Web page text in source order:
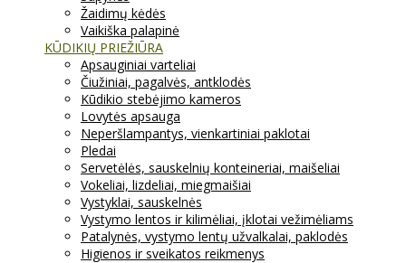
Žaidimų kėdės
Vaikiška palapinė
KŪDIKIŲ PRIEŽIŪRA
Apsauginiai varteliai
Čiužiniai, pagalvės, antklodės
Kūdikio stebėjimo kameros
Lovytės apsauga
Neperšlampantys, vienkartiniai paklotai
Pledai
Servetėlės, sauskelnių konteineriai, maišeliai
Vokeliai, lizdeliai, miegmaišiai
Vystyklai, sauskelnės
Vystymo lentos ir kilimėliai, įklotai vežimėliams
Patalynės, vystymo lentų užvalkalai, paklodės
Higienos ir sveikatos reikmenys